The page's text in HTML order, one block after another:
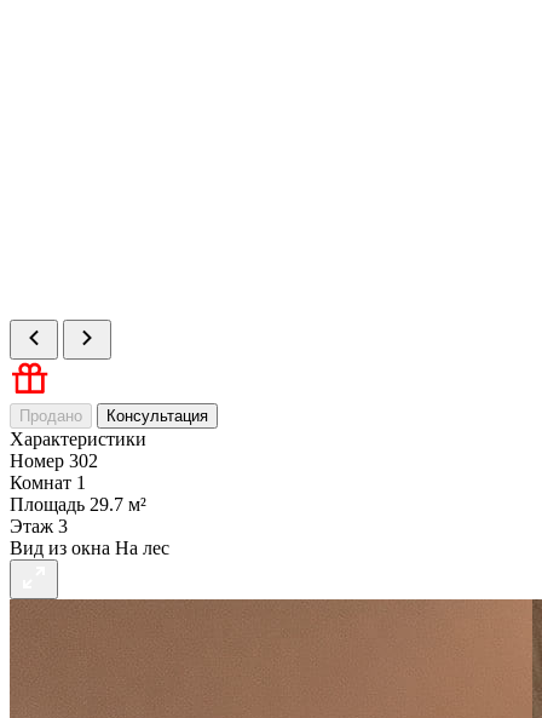
Продано Консультация
Характеристики
Номер 302
Комнат 1
Площадь 29.7 м²
Этаж 3
Вид из окна На лес